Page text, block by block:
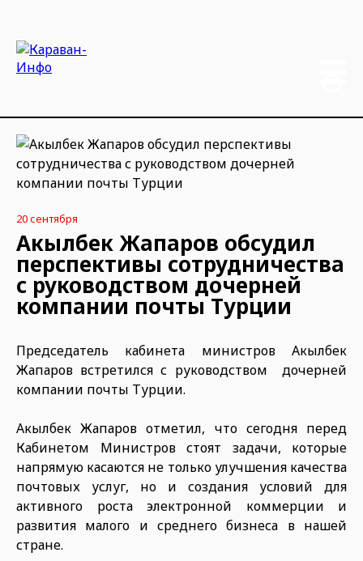
20 сентября
Акылбек Жапаров обсудил
перспективы сотрудничества
с руководством дочерней
компании почты Турции
Председатель кабинета министров Акылбек
Жапаров встретился с руководством дочерней
компании почты Турции.
Акылбек Жапаров отметил, что сегодня перед
Кабинетом Министров стоят задачи, которые
напрямую касаются не только улучшения качества
почтовых услуг, но и создания условий для
активного роста электронной коммерции и
развития малого и среднего бизнеса в нашей
стране.